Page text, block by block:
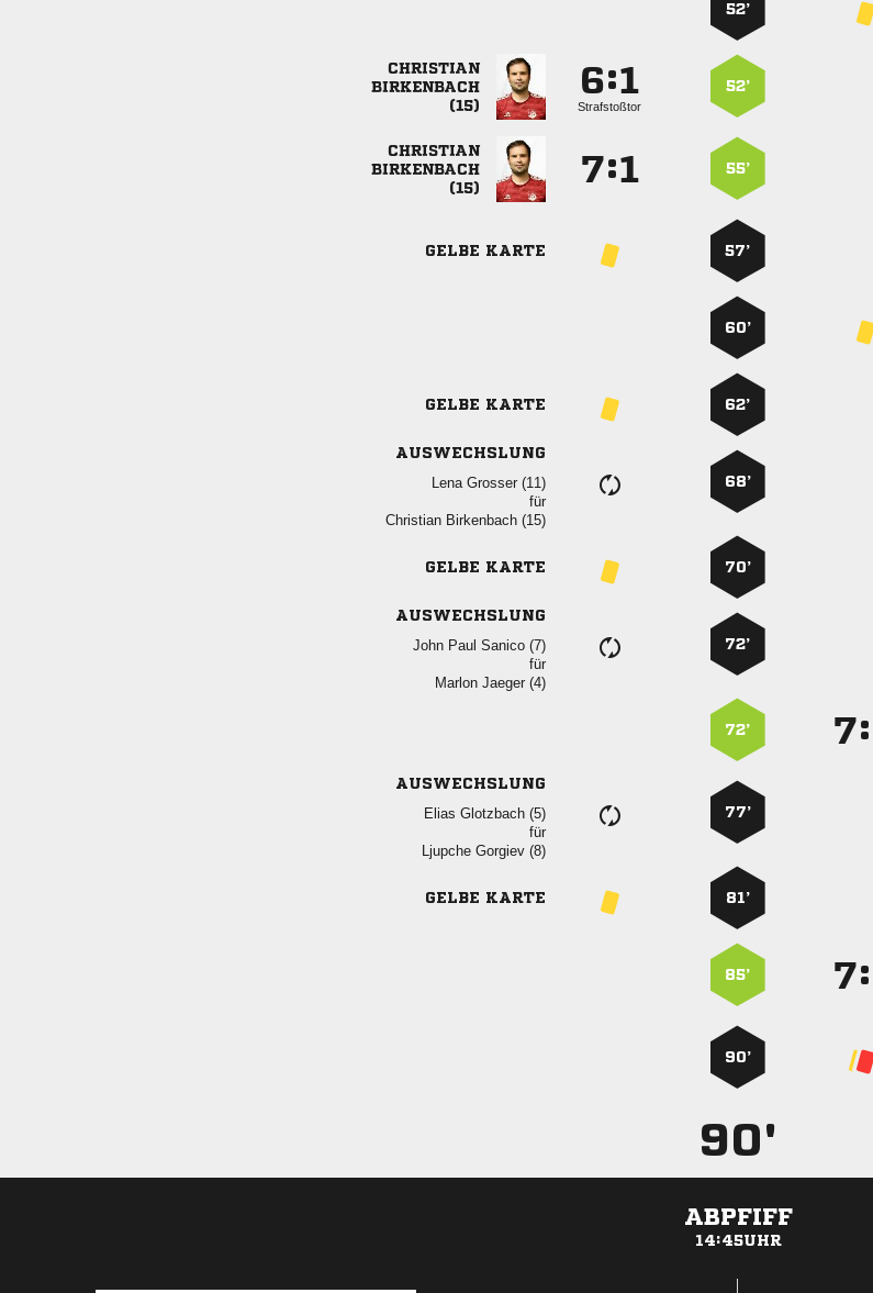
52’



:
Strafstoßtor
52’



: 55’
GELBE KARTE 57’
60’
GELBE KARTE 62’
AUSWECHSLUNG
  
für
  
68’
GELBE KARTE 70’
AUSWECHSLUNG
   
für
  
72’
72’ :
AUSWECHSLUNG
  
für
  
77’
GELBE KARTE 81’
85’ :
90’
90'
ABPFIFF
14:45UHR